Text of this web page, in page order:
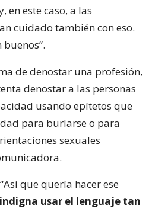
en este caso, a las
cuidado también con eso.
de denostar una profesión,
denostar a las personas
usando epítetos que
para burlarse o para
sexuales
que quería hacer ese
usar el lenguaje tan